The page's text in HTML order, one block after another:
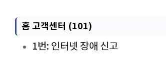
홈 고객센터 (101)
1번: 인터넷 장애 신고